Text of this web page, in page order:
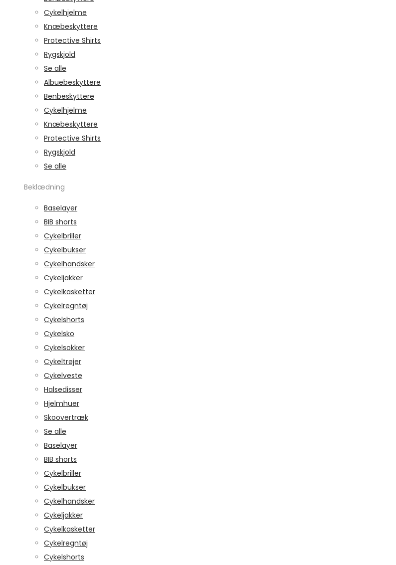
Cykelhjelme
Knæbeskyttere
Protective Shirts
Rygskjold
Se alle
Albuebeskyttere
Benbeskyttere
Cykelhjelme
Knæbeskyttere
Protective Shirts
Rygskjold
Se alle
Beklædning
Baselayer
BIB shorts
Cykelbriller
Cykelbukser
Cykelhandsker
Cykeljakker
Cykelkasketter
Cykelregntøj
Cykelshorts
Cykelsko
Cykelsokker
Cykeltrøjer
Cykelveste
Halsedisser
Hjelmhuer
Skoovertræk
Se alle
Baselayer
BIB shorts
Cykelbriller
Cykelbukser
Cykelhandsker
Cykeljakker
Cykelkasketter
Cykelregntøj
Cykelshorts